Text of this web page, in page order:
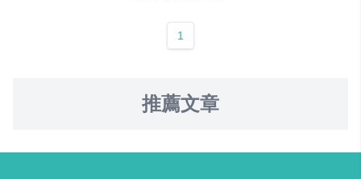
1
推薦文章